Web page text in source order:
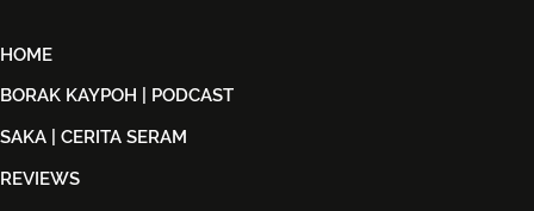
HOME
BORAK KAYPOH | PODCAST
SAKA | CERITA SERAM
REVIEWS